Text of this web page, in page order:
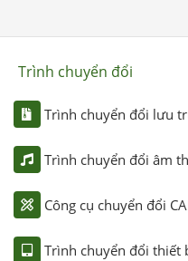
Trình chuyển đổi
Trình chuyển đổi lưu
Trình chuyển đổi âm
Công cụ chuyển đổi
Trình chuyển đổi thiết